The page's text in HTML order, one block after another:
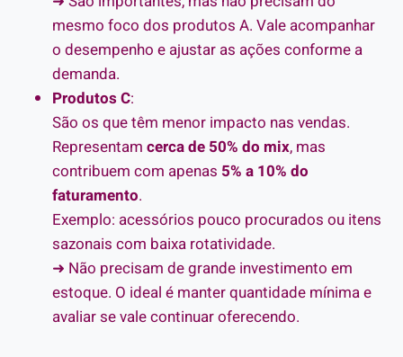
mesmo foco dos produtos A. Vale acompanhar
o desempenho e ajustar as ações conforme a
demanda.
Produtos C:
São os que têm menor impacto nas vendas.
Representam cerca de 50% do mix, mas
contribuem com apenas 5% a 10% do
faturamento.
Exemplo: acessórios pouco procurados ou itens
sazonais com baixa rotatividade.
➜ Não precisam de grande investimento em
estoque. O ideal é manter quantidade mínima e
avaliar se vale continuar oferecendo.